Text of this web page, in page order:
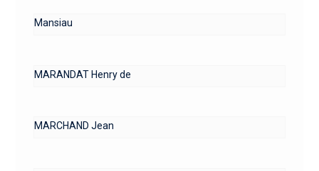
Mansiau
MARANDAT Henry de
MARCHAND Jean